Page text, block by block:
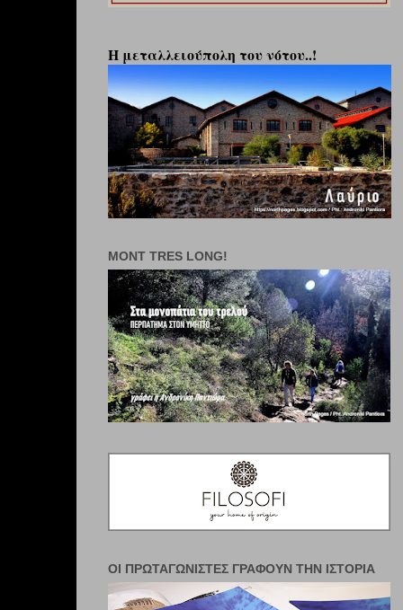
Η μεταλλειούπολη του νότου..!
MONT TRES LONG!
ΟΙ ΠΡΩΤΑΓΩΝΙΣΤΈΣ ΓΡΆΦΟΥΝ ΤΗΝ ΙΣΤΟΡΊΑ